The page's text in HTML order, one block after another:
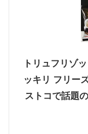
トリュフリゾ
ッキリ フリー
ストコで話題